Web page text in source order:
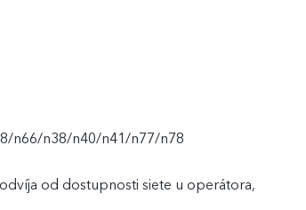
n66/n38/n40/n41/n77/n78
od dostupnosti siete u operátora,